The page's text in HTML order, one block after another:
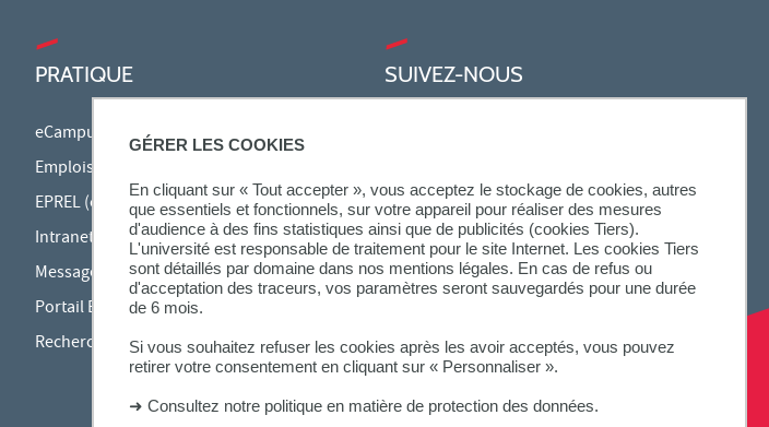
GÉRER LES COOKIES
En cliquant sur « Tout accepter », vous acceptez le stockage de cookies, autres
que essentiels et fonctionnels, sur votre appareil pour réaliser des mesures
d'audience à des fins statistiques ainsi que de publicités (cookies Tiers).
L'université est responsable de traitement pour le site Internet. Les cookies Tiers
sont détaillés par domaine dans nos mentions légales. En cas de refus ou
d'acceptation des traceurs, vos paramètres seront sauvegardés pour une durée
de 6 mois.
Si vous souhaitez refuser les cookies après les avoir acceptés, vous pouvez
retirer votre consentement en cliquant sur « Personnaliser ».
➜ Consultez notre politique en matière de protection des données.
PRATIQUE
eCampus
Emplois du temps en ligne
EPREL (cours en ligne)
Intranet des personnels
Messagerie étudiante
Portail Bu Athéna
Rechercher une formation
SUIVEZ-NOUS